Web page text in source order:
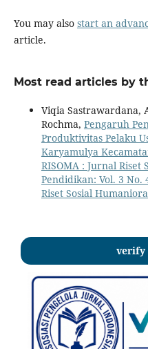
You may also start an
article.
Most read articles by
Viqia Sastrawardana,
Rochma, Pengaruh
Produktivitas Pelaku
Karyamulya
RISOMA : Jurnal Riset
Pendidikan: Vol. 3 No.
Riset Sosial
verify